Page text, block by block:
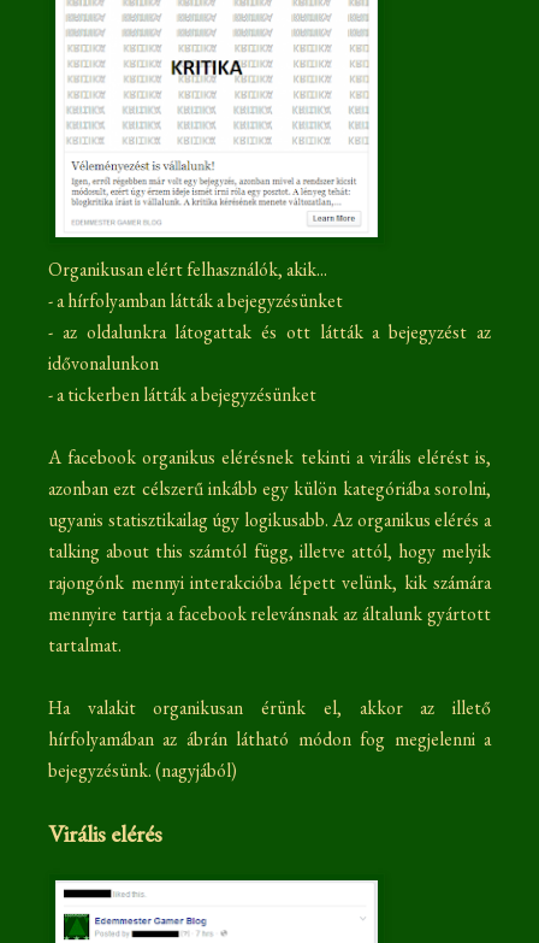
Organikusan elért felhasználók, akik...
- a hírfolyamban látták a bejegyzésünket
- az oldalunkra látogattak és ott látták a bejegyzést az
idővonalunkon
- a tickerben látták a bejegyzésünket
A facebook organikus elérésnek tekinti a virális elérést is,
azonban ezt célszerű inkább egy külön kategóriába sorolni,
ugyanis statisztikailag úgy logikusabb. Az organikus elérés a
talking about this számtól függ, illetve attól, hogy melyik
rajongónk mennyi interakcióba lépett velünk, kik számára
mennyire tartja a facebook relevánsnak az általunk gyártott
tartalmat.
Ha valakit organikusan érünk el, akkor az illető
hírfolyamában az ábrán látható módon fog megjelenni a
bejegyzésünk. (nagyjából)
Virális elérés